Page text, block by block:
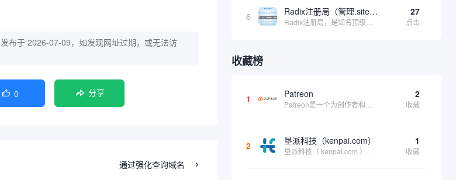
发布于 2026-07-09，如发现网址过期，或无法访
 0 分享
通过强化查询域名
6 Radix注册局（管理.site、.online等顶级域名） 27
点击
收藏榜
1 Patreon 2
收藏
2 垦派科技（kenpai.com） 1
收藏